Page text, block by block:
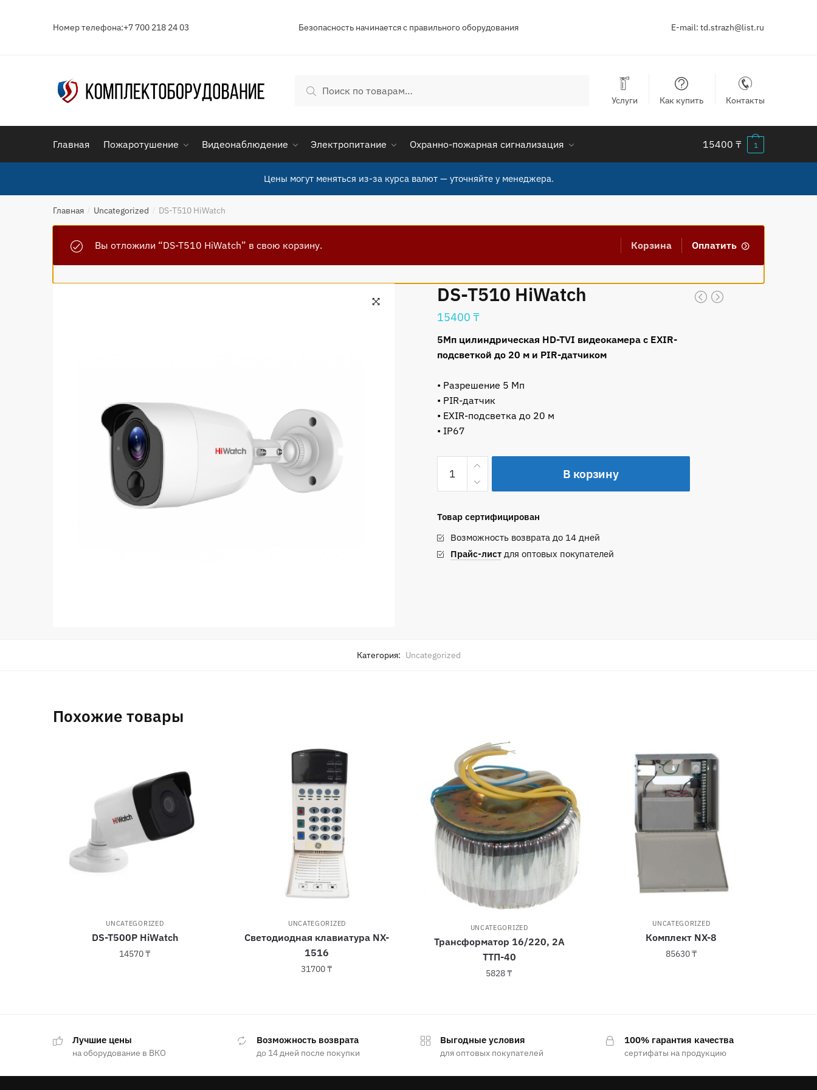
Номер телефона:+7 700 218 24 03 Безопасность начинается с правильного оборудования E-mail: td.strazh@list.ru
Поиск
Услуги Как купить Контакты
Главная Пожаротушение Видеонаблюдение Электропитание Охранно-пожарная сигнализация 15400 ₸ 1
Цены могут меняться из-за курса валют — уточняйте у менеджера.
Главная / Uncategorized / DS-T510 HiWatch
Вы отложили “DS-T510 HiWatch” в свою корзину. Оплатить
Корзина
DS-T510 HiWatch
15400 ₸
5Мп цилиндрическая HD-TVI видеокамера с EXIR-
подсветкой до 20 м и PIR-датчиком
• Разрешение 5 Мп
• PIR-датчик
• EXIR-подсветка до 20 м
• IP67
Количество
товара
DS-
HiWatch
В корзину
Товар сертифицирован
Возможность возврата до 14 дней
Прайс-листдля оптовых покупателей
Категория: Uncategorized
Похожие товары
UNCATEGORIZED
DS-T500P HiWatch
14570₸
UNCATEGORIZED
Светодиодная клавиатура NX-
1516
31700₸
UNCATEGORIZED
Трансформатор 16/220, 2А
ТТП-40
5828₸
UNCATEGORIZED
Комплект NX-8
85630₸
Лучшие цены
на оборудование в ВКО
Возможность возврата
до 14 дней после покупки
Выгодные условия
для оптовых покупателей
100% гарантия качества
сертифаты на продукцию